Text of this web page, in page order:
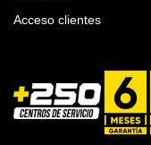
Acceso clientes